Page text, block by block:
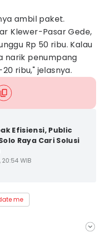
ambil paket.
Klewer-Pasar Gede,
Rp 50 ribu. Kalau
narik penumpang
ribu," jelasnya.
Efisiensi, Public
Raya Cari Solusi
20:54 WIB
me